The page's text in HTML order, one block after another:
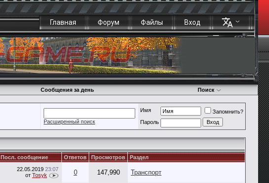
Главная Форум Файлы Вход
Сообщения за день Поиск
Расширенный поиск
Имя
Запомнить?
Пароль
Посл. сообщение Ответов Просмотров Раздел
22.05.2019 23:07
от Tosyk 0 147,990 Транспорт